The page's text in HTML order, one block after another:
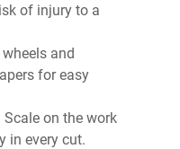
of injury to a
and
for easy
Scale on the work
in every cut.